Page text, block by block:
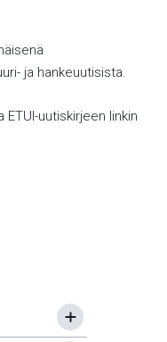
ja hankeuutisista.
uutiskirjeen linkin